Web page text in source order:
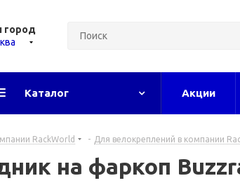
город
Каталог Акции
RackWorld - Для велокреплений в компании
на фаркоп